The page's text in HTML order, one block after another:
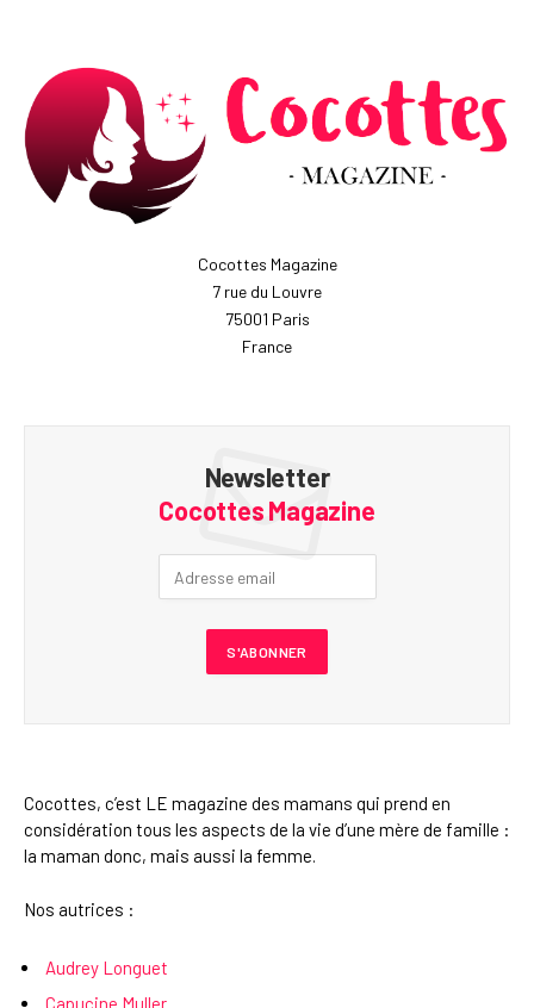
Cocottes Magazine
7 rue du Louvre
75001 Paris
France
Newsletter
Cocottes Magazine
Cocottes, c’est LE magazine des mamans qui prend en
considération tous les aspects de la vie d’une mère de famille :
la maman donc, mais aussi la femme.
Nos autrices :
Audrey Longuet
Capucine Muller